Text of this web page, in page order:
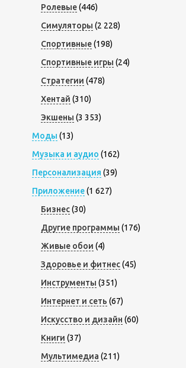
Ролевые(446)
Симуляторы (2 228)
Спортивные(198)
Спортивные игры (24)
Стратегии (478)
Хентай (310)
Экшены (3 353)
Моды (13)
Музыка и аудио (162)
Персонализация (39)
Приложение(1 627)
Бизнес(30)
Другие программы (176)
Живые обои (4)
Здоровье и фитнес(45)
Инструменты (351)
Интернет и сеть (67)
Искусство и дизайн (60)
Книги (37)
Мультимедиа (211)